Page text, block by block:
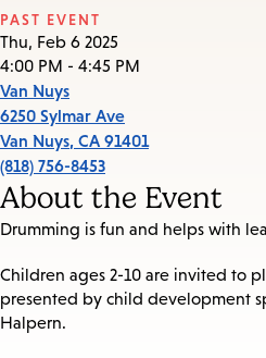
PAST EVENT
Thu, Feb 6 2025
4:00 PM - 4:45 PM
Van Nuys
6250 Sylmar Ave
Van Nuys, CA 91401
(818) 756-8453
About the Event
Drumming is fun and helps with
Children ages 2-10 are invited to
presented by child development
Halpern.